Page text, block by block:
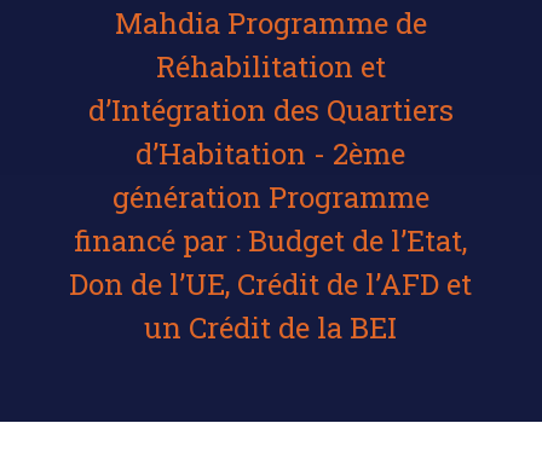
Mahdia Programme de
Réhabilitation et
d’Intégration des Quartiers
d’Habitation - 2ème
génération Programme
financé par : Budget de l’Etat,
Don de l’UE, Crédit de l’AFD et
un Crédit de la BEI